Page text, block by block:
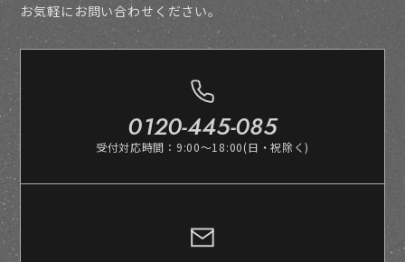
お気軽にお問い合わせください。
0120-445-085
受付対応時間：9:00～18:00(日・祝除く)